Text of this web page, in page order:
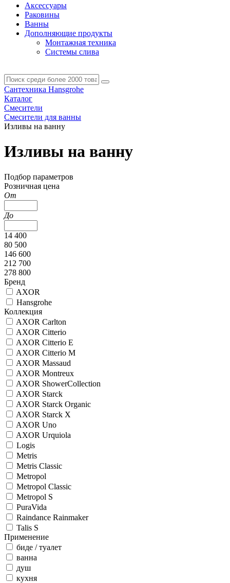
Аксессуары
Раковины
Ванны
Дополняющие продукты
Монтажная техника
Системы слива
Сантехника Hansgrohe
Каталог
Смесители
Смесители для ванны
Изливы на ванну
Изливы на ванну
Подбор параметров
Розничная цена
От
До
14 400
80 500
146 600
212 700
278 800
Бренд
AXOR
Hansgrohe
Коллекция
AXOR Carlton
AXOR Citterio
AXOR Citterio E
AXOR Citterio M
AXOR Massaud
AXOR Montreux
AXOR ShowerCollection
AXOR Starck
AXOR Starck Organic
AXOR Starck X
AXOR Uno
AXOR Urquiola
Logis
Metris
Metris Classic
Metropol
Metropol Classic
Metropol S
PuraVida
Raindance Rainmaker
Talis S
Применение
биде / туалет
ванна
душ
кухня